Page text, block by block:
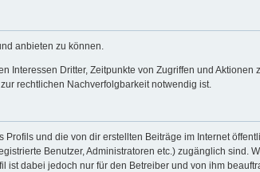
anbieten zu können.
Dritter, Zeitpunkte von Zugriffen und Aktionen
rechtlichen Nachverfolgbarkeit notwendig ist.
und die von dir erstellten Beiträge im Internet
Benutzer, Administratoren etc.) zugänglich sind.
dabei jedoch nur für den Betreiber und von ihm